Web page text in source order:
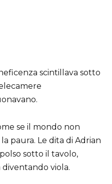
scintillava sotto
se il mondo non
paura. Le dita di Adrian
sotto il tavolo,
viola.